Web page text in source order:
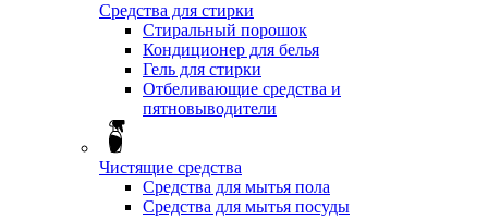
Средства для стирки
Стиральный порошок
Кондиционер для белья
Гель для стирки
Отбеливающие средства и
пятновыводители
Чистящие средства
Средства для мытья пола
Средства для мытья посуды